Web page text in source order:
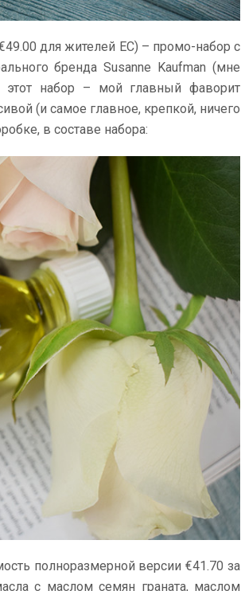
для жителей ЕС) – промо-набор с
бренда Susanne Kaufman (мне
этот набор – мой главный фаворит
(и самое главное, крепкой, ничего
в составе набора:
полноразмерной версии €41.70 за
с маслом семян граната, маслом